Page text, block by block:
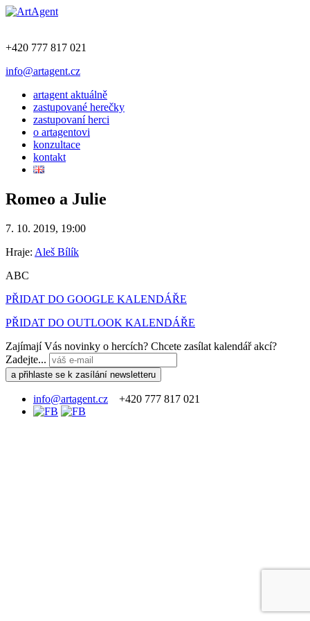
+420 777 817 021
info@artagent.cz
artagent aktuálně
zastupované herečky
zastupovaní herci
o artagentovi
konzultace
kontakt
Romeo a Julie
7. 10. 2019, 19:00
Hraje: Aleš Bílík
ABC
PŘIDAT DO GOOGLE KALENDÁŘE
PŘIDAT DO OUTLOOK KALENDÁŘE
Zajímají Vás novinky o hercích? Chcete zasílat kalendář akcí?
Zadejte...
info@artagent.cz +420 777 817 021